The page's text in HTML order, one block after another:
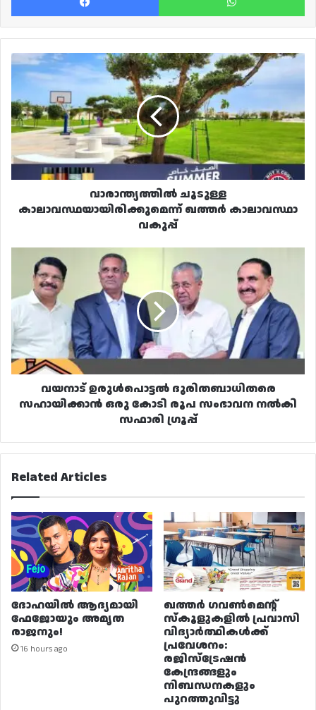
വാരാന്ത്യത്തിൽ
ചൂടുള്ള
കാലാവസ്ഥയായിരിക്കുമെന്ന്
ഖത്തർ
കാലാവസ്ഥാ
വകുപ്പ്
വാരാന്ത്യത്തിൽ ചൂടുള്ള
കാലാവസ്ഥയായിരിക്കുമെന്ന് ഖത്തർ കാലാവസ്ഥാ
വകുപ്പ്
വയനാട്
ഉരുൾപൊട്ടൽ
ദുരിതബാധിതരെ
സഹായിക്കാൻ
ഒരു
കോടി
രൂപ
സംഭാവന
നൽകി
സഫാരി
ഗ്രൂപ്പ്
വയനാട് ഉരുൾപൊട്ടൽ ദുരിതബാധിതരെ
സഹായിക്കാൻ ഒരു കോടി രൂപ സംഭാവന നൽകി
സഫാരി ഗ്രൂപ്പ്
Related Articles
ദോഹയിൽ ആദ്യമായി
ഫേജോയും അമൃത
രാജനും!
16 hours ago
ഖത്തർ ഗവൺമെന്റ്
സ്കൂളുകളിൽ പ്രവാസി
വിദ്യാർത്ഥികൾക്ക്
പ്രവേശനം:
രജിസ്ട്രേഷൻ
കേന്ദ്രങ്ങളും
നിബന്ധനകളും
പുറത്തുവിട്ടു